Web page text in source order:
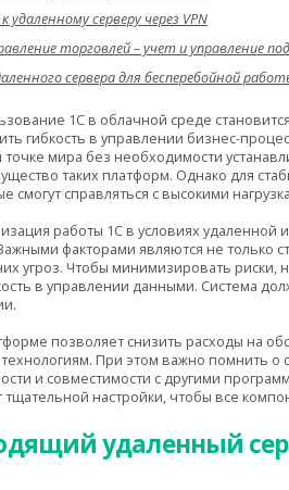
серверу через VPN
торговлей – учет и управление
сервера для бесперебойной
1С в облачной среде
гибкость в управлении бизнес-
мира без необходимости
таких платформ. Однако для
смогут справляться с высокими
работы 1С в условиях удаленной
Важными факторами являются не только
угроз. Чтобы минимизировать риски,
в управлении данными. Система
позволяет снизить расходы на
При этом важно помнить о
и совместимости с другими
настройки, чтобы все
удаленный